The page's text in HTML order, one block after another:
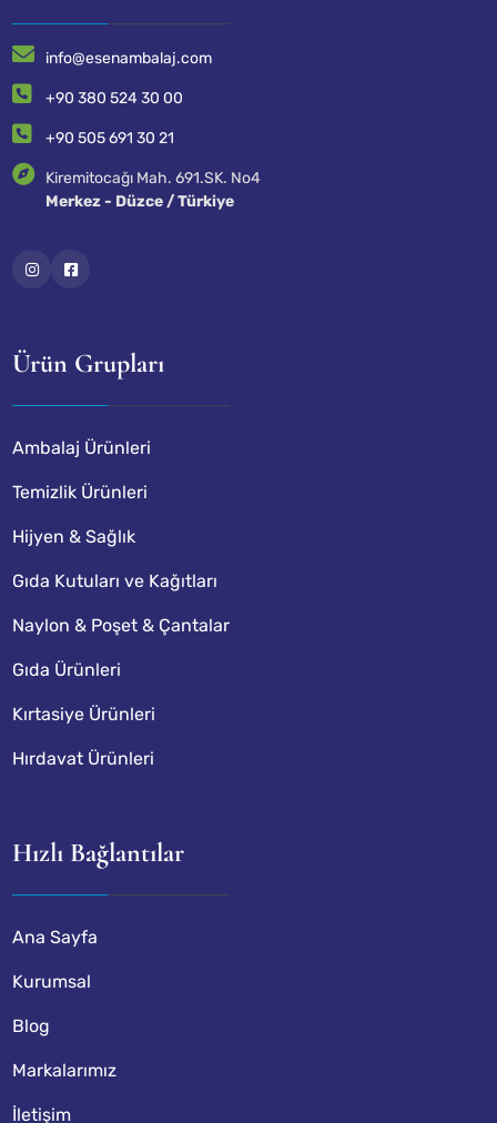
info@esenambalaj.com
+90 380 524 30 00
+90 505 691 30 21
Kiremitocağı Mah. 691.SK. No4
Merkez - Düzce / Türkiye
Ürün Grupları
Ambalaj Ürünleri
Temizlik Ürünleri
Hijyen & Sağlık
Gıda Kutuları ve Kağıtları
Naylon & Poşet & Çantalar
Gıda Ürünleri
Kırtasiye Ürünleri
Hırdavat Ürünleri
Hızlı Bağlantılar
Ana Sayfa
Kurumsal
Blog
Markalarımız
İletişim